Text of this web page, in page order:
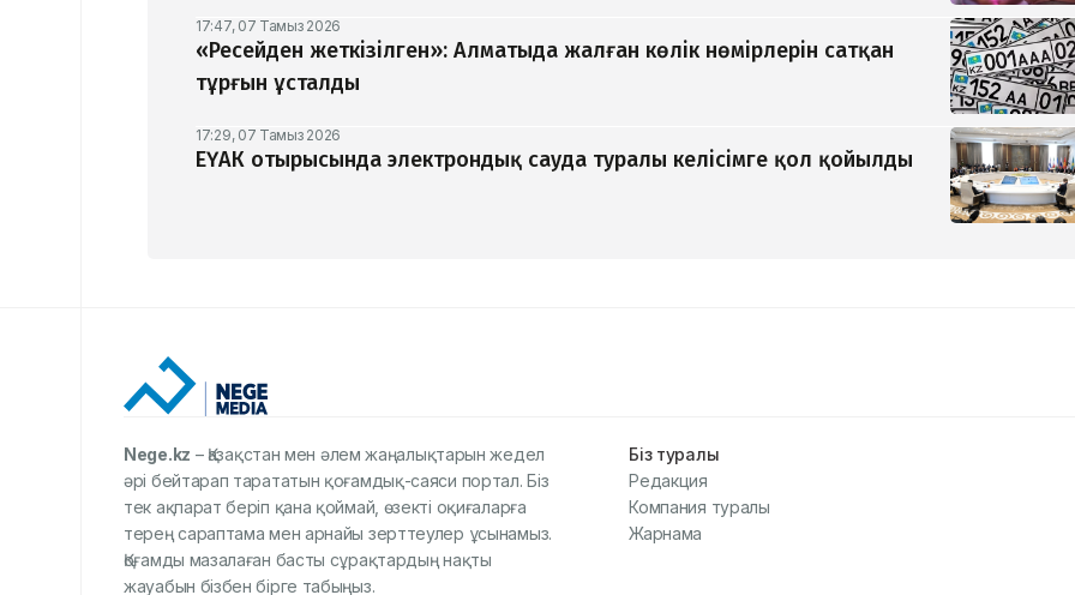
17:47, 07 Тамыз 2026
«Ресейден жеткізілген»: Алматыда жалған көлік нөмірлерін сатқан
тұрғын ұсталды
17:29, 07 Тамыз 2026
ЕҮАК отырысында электрондық сауда туралы келісімге қол қойылды
Nege.kz – Қазақстан мен әлем жаңалықтарын жедел
әрі бейтарап тарататын қоғамдық-саяси портал. Біз
тек ақпарат беріп қана қоймай, өзекті оқиғаларға
терең сараптама мен арнайы зерттеулер ұсынамыз.
Қоғамды мазалаған басты сұрақтардың нақты
жауабын бізбен бірге табыңыз.
Біз туралы
Редакция
Компания туралы
Жарнама